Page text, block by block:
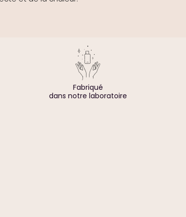
Fabriqué
dans notre laboratoire